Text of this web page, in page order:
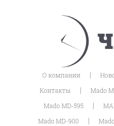
О компании |
Контакты | Mado
Mado MD-595 |
Mado MD-900 |